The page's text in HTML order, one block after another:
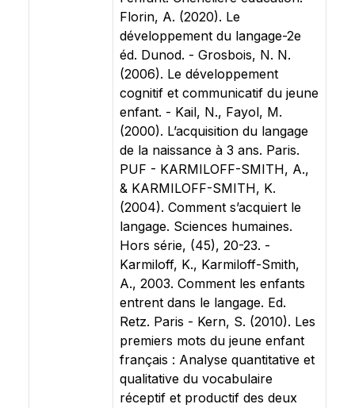
Florin, A. (2020). Le
développement du langage-2e
éd. Dunod. - Grosbois, N. N.
(2006). Le développement
cognitif et communicatif du jeune
enfant. - Kail, N., Fayol, M.
(2000). L’acquisition du langage
de la naissance à 3 ans. Paris.
PUF - KARMILOFF-SMITH, A.,
& KARMILOFF-SMITH, K.
(2004). Comment s’acquiert le
langage. Sciences humaines.
Hors série, (45), 20-23. -
Karmiloff, K., Karmiloff-Smith,
A., 2003. Comment les enfants
entrent dans le langage. Ed.
Retz. Paris - Kern, S. (2010). Les
premiers mots du jeune enfant
français : Analyse quantitative et
qualitative du vocabulaire
réceptif et productif des deux